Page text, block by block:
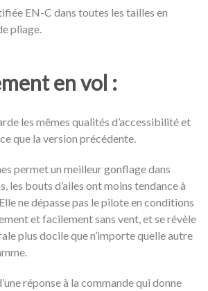
EN-C dans toutes les tailles en
pliage.
en vol :
les mêmes qualités d’accessibilité et
que la version précédente.
permet un meilleur gonflage dans
les bouts d’ailes ont moins tendance à
ne dépasse pas le pilote en conditions
et facilement sans vent, et se révèle
plus docile que n’importe quelle autre
réponse à la commande qui donne